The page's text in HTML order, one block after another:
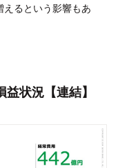
えるという影響もあ
状況【連結】